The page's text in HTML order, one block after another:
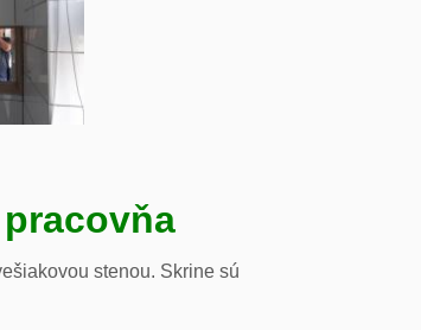
stenou. Skrine sú